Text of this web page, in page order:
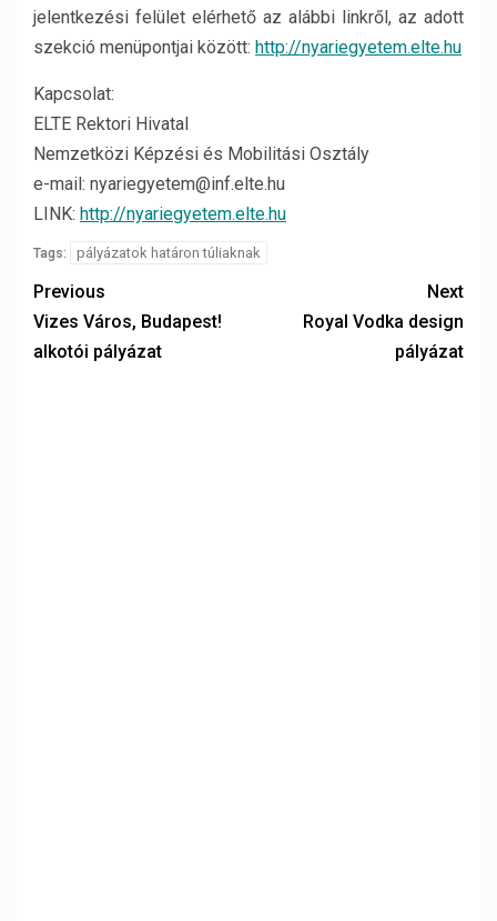
jelentkezési felület elérhető az alábbi linkről, az adott
szekció menüpontjai között: http://nyariegyetem.elte.hu
Kapcsolat:
ELTE Rektori Hivatal
Nemzetközi Képzési és Mobilitási Osztály
e-mail: nyariegyetem@inf.elte.hu
LINK: http://nyariegyetem.elte.hu
Tags: pályázatok határon túliaknak
Previous
Vizes Város, Budapest!
alkotói pályázat
Next
Royal Vodka design
pályázat